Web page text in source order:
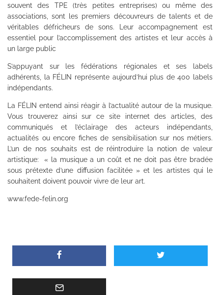
souvent des TPE (très petites entreprises) ou même des
associations, sont les premiers découvreurs de talents et de
véritables défricheurs de sons. Leur accompagnement est
essentiel pour l’accomplissement des artistes et leur accès à
un large public
S’appuyant sur les fédérations régionales et ses labels
adhérents, la FÉLIN représente aujourd’hui plus de 400 labels
indépendants.
La FÉLIN entend ainsi réagir à l’actualité autour de la musique.
Vous trouverez ainsi sur ce site internet des articles, des
communiqués et l’éclairage des acteurs indépendants,
actualités ou encore fiches de sensibilisation sur nos métiers.
L’un de nos souhaits est de réintroduire la notion de valeur
artistique: « la musique a un coût et ne doit pas être bradée
sous prétexte d’une diffusion facilitée » et les artistes qui le
souhaitent doivent pouvoir vivre de leur art.
www.fede-felin.org